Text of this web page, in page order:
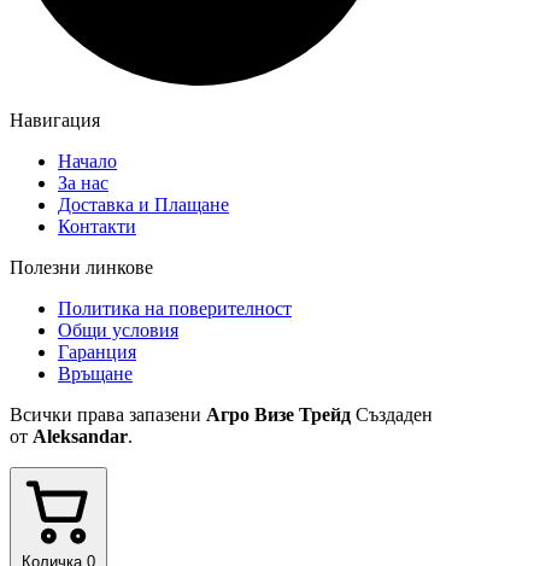
Навигация
Начало
За нас
Доставка и Плащане
Контакти
Полезни линкове
Политика на поверителност
Общи условия
Гаранция
Връщане
Всички права запазени Агро Визе Трейд Създаден
от Aleksandar.
Количка 0